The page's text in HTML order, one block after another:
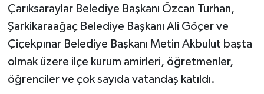
Çarıksaraylar Belediye Başkanı Özcan Turhan,
Şarkikaraağaç Belediye Başkanı Ali Göçer ve
Çiçekpınar Belediye Başkanı Metin Akbulut başta
olmak üzere ilçe kurum amirleri, öğretmenler,
öğrenciler ve çok sayıda vatandaş katıldı.
SAĞLIK
Spor
Tarihi Yapılarımız